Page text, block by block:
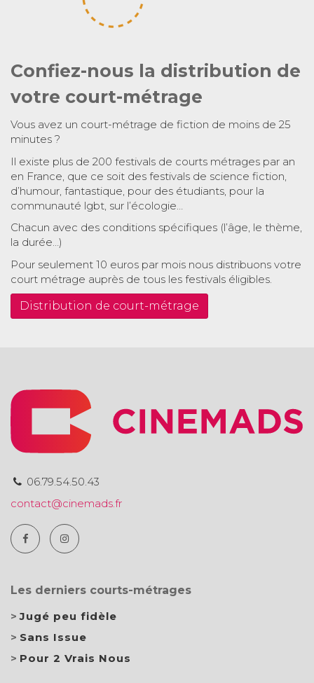
Confiez-nous la distribution de
votre court-métrage
Vous avez un court-métrage de fiction de moins de 25
minutes ?
Il existe plus de 200 festivals de courts métrages par an
en France, que ce soit des festivals de science fiction,
d’humour, fantastique, pour des étudiants, pour la
communauté lgbt, sur l’écologie…
Chacun avec des conditions spécifiques (l’âge, le thème,
la durée…)
Pour seulement 10 euros par mois nous distribuons votre
court métrage auprès de tous les festivals éligibles.
Distribution de court-métrage
06.79.54.50.43
contact@cinemads.fr
Les derniers courts-métrages
Jugé peu fidèle
Sans Issue
Pour 2 Vrais Nous